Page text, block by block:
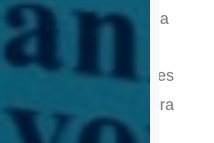
a su stock en línea a
digital,
herramienta, puedes
inventario de manera
y desde